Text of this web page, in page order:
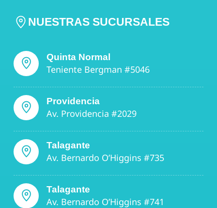
NUESTRAS SUCURSALES
Quinta Normal
Teniente Bergman #5046
Providencia
Av. Providencia #2029
Talagante
Av. Bernardo O’Higgins #735
Talagante
Av. Bernardo O’Higgins #741